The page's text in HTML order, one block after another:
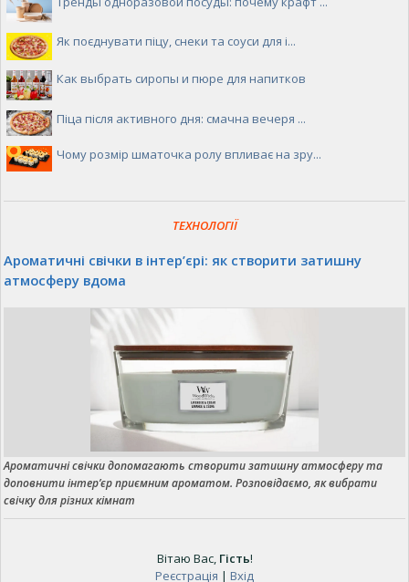
Як поєднувати піцу, снеки та соуси для і...
Как выбрать сиропы и пюре для напитков
Піца після активного дня: смачна вечеря ...
Чому розмір шматочка ролу впливає на зру...
ТЕХНОЛОГІЇ
Ароматичні свічки в інтер’єрі: як створити затишну
атмосферу вдома
Ароматичні свічки допомагають створити затишну атмосферу та
доповнити інтер’єр приємним ароматом. Розповідаємо, як вибрати
свічку для різних кімнат
Вітаю Вас, Гість!
Реєстрація | Вхід